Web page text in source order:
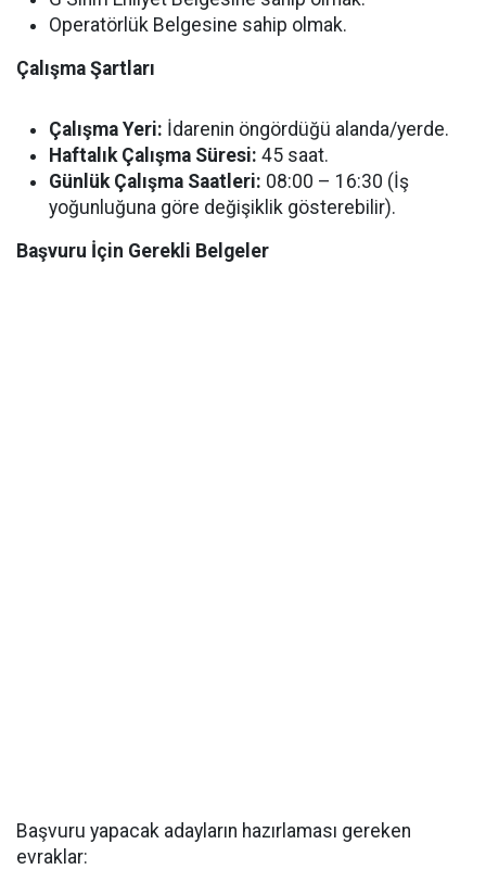
Operatörlük Belgesine sahip olmak.
Çalışma Şartları
Çalışma Yeri: İdarenin öngördüğü alanda/yerde.
Haftalık Çalışma Süresi: 45 saat.
Günlük Çalışma Saatleri: 08:00 – 16:30 (İş
yoğunluğuna göre değişiklik gösterebilir).
Başvuru İçin Gerekli Belgeler
Başvuru yapacak adayların hazırlaması gereken
evraklar: